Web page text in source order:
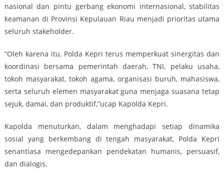
nasional dan pintu gerbang ekonomi internasional, stabilitas
keamanan di Provinsi Kepulauan Riau menjadi prioritas utama
seluruh stakeholder.
“Oleh karena itu, Polda Kepri terus memperkuat sinergitas dan
koordinasi bersama pemerintah daerah, TNI, pelaku usaha,
tokoh masyarakat, tokoh agama, organisasi buruh, mahasiswa,
serta seluruh elemen masyarakat guna menjaga suasana tetap
sejuk, damai, dan produktif,”ucap Kapolda Kepri.
Kapolda menuturkan, dalam menghadapi setiap dinamika
sosial yang berkembang di tengah masyarakat, Polda Kepri
senantiasa mengedepankan pendekatan humanis, persuasif,
dan dialogis.